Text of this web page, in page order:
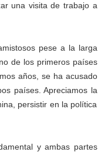
una visita de trabajo a
pese a la larga
de los primeros países
años, se ha acusado
países. Apreciamos la
persistir en la política
y ambas partes